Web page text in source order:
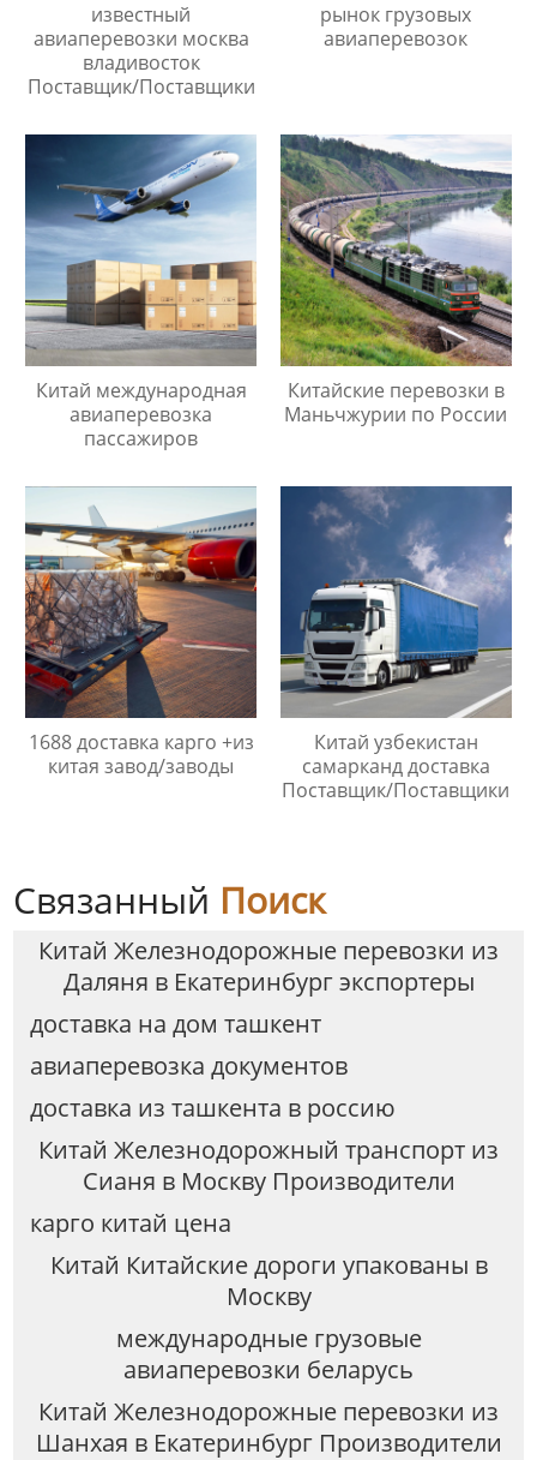
известный
авиаперевозки москва
владивосток
Поставщик/Поставщики
рынок грузовых
авиаперевозок
Китай международная
авиаперевозка
пассажиров
Китайские перевозки в
Маньчжурии по России
1688 доставка карго +из
китая завод/заводы
Китай узбекистан
самарканд доставка
Поставщик/Поставщики
Связанный Поиск
Китай Железнодорожные перевозки из
Даляня в Екатеринбург экспортеры
доставка на дом ташкент
авиаперевозка документов
доставка из ташкента в россию
Китай Железнодорожный транспорт из
Сианя в Москву Производители
карго китай цена
Китай Китайские дороги упакованы в
Москву
международные грузовые
авиаперевозки беларусь
Китай Железнодорожные перевозки из
Шанхая в Екатеринбург Производители